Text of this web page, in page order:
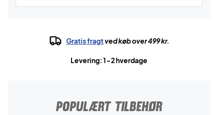
Gratis fragtved køb over 499 kr.
Levering: 1-2 hverdage
POPULÆRT TILBEHØR